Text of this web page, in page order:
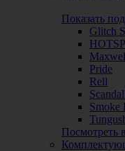
Показать
Glitch
Pride
Rell
Smoke
Посмотреть